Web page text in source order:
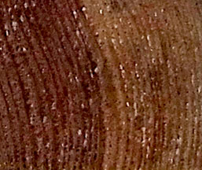
ッ
プ
ＯＬＬＥ
ＧＥ